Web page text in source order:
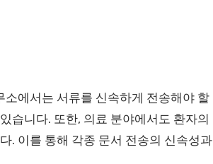
에서는 서류를 신속하게 전송해야 할
습니다. 또한, 의료 분야에서도 환자의
. 이를 통해 각종 문서 전송의 신속성과